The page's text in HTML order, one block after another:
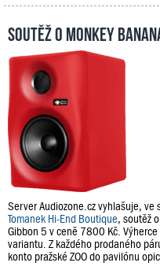
Soutěž o Monkey
Server Audiozone.cz vyhlašuje, ve
Tomanek Hi-End Boutique, soutěž
Gibbon 5 v ceně 7800 Kč.
variantu. Z každého prodaného
konto pražské ZOO do pavilónu opic.